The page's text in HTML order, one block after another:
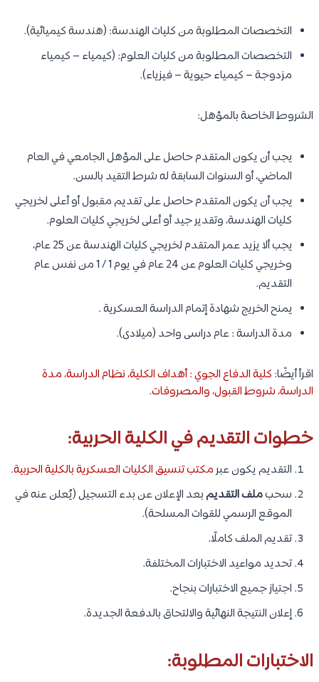
التخصصات المطلوبة من كليات الهندسة: (هندسة كيميائية).
التخصصات المطلوبة من كليات العلوم: (كيمياء – كيمياء
مزدوجة – كيمياء حيوية – فيزياء).
الشروط الخاصة بالمؤهل:
يجب أن يكون المتقدم حاصل على المؤهل الجامعي في العام
الماضي، أو السنوات السابقة له شرط التقيد بالسن.
يجب أن يكون المتقدم حاصل على تقديم مقبول أو أعلى لخريجي
كليات الهندسة، وتقدير جيد أو أعلى لخريجي كليات العلوم.
يجب ألا يزيد عمر المتقدم لخريجي كليات الهندسة عن 25 عام،
وخريجي كليات العلوم عن 24 عام في يوم 1 / 1 من نفس عام
التقديم.
يمنح الخريج شهادة إتمام الدراسة العسكرية .
مدة الدراسة : عام دراسى واحد (ميلادى).
اقرأ أيضًا: كلية الدفاع الجوي : أهداف الكلية، نظام الدراسة، مدة
الدراسة، شروط القبول، والمصروفات.
خطوات التقديم في الكلية الحربية:
التقديم يكون عبرمكتب تنسيق الكليات العسكرية بالكلية الحربية.
سحبملف التقديمبعد الإعلان عن بدء التسجيل (يُعلن عنه في
الموقع الرسمي للقوات المسلحة).
تقديم الملف كاملًا.
تحديد مواعيد الاختبارات المختلفة.
اجتياز جميع الاختبارات بنجاح.
إعلان النتيجة النهائية والالتحاق بالدفعة الجديدة.
الاختبارات المطلوبة: